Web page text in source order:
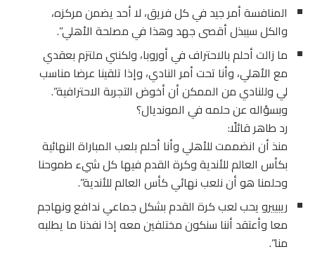
المنافسة أمر جيد في كل فريق، لا أحد يضمن مركزه،
والكل سيبذل أقصى جهد وهذا في مصلحة الأهلي”.
ما زالت أحلم بالاحتراف في أوروبا، ولكنني ملتزم بعقدي
مع الأهلي، وأنا تحت أمر النادي، وإذا تلقينا عرضا مناسب
لي وللنادي من الممكن أن أخوض التجربة الاحترافية”.
وبسؤاله عن حلمه في المونديال؟
رد طاهر قائلًا:
منذ أن انضممت للأهلي وأنا أحلم بلعب المباراة النهائية
بكأس العالم للأندية وكرة القدم فيها كل شيء طموحنا
وحلمنا هو أن نلعب نهائي كأس العالم للأندية”.
ريبييرو يحب لعب كرة القدم بشكل جماعي ندافع ونهاجم
معا وأعتقد أننا سنكون مختلفين معه إذا نفذنا ما يطلبه
منا”.